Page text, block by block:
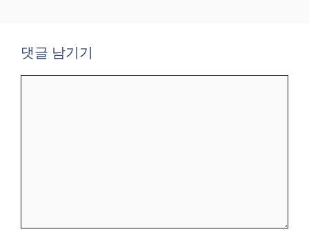
댓글 남기기